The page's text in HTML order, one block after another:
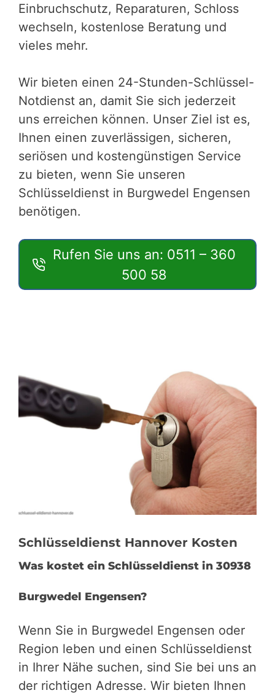
Einbruchschutz, Reparaturen, Schloss
wechseln, kostenlose Beratung und
vieles mehr.
Wir bieten einen 24-Stunden-Schlüssel-
Notdienst an, damit Sie sich jederzeit
uns erreichen können. Unser Ziel ist es,
Ihnen einen zuverlässigen, sicheren,
seriösen und kostengünstigen Service
zu bieten, wenn Sie unseren
Schlüsseldienst in Burgwedel Engensen
benötigen.
Rufen Sie uns an: 0511 – 360
500 58
Schlüsseldienst Hannover Kosten
Was kostet ein Schlüsseldienst in 30938
Burgwedel Engensen?
Wenn Sie in Burgwedel Engensen oder
Region leben und einen Schlüsseldienst
in Ihrer Nähe suchen, sind Sie bei uns an
der richtigen Adresse. Wir bieten Ihnen